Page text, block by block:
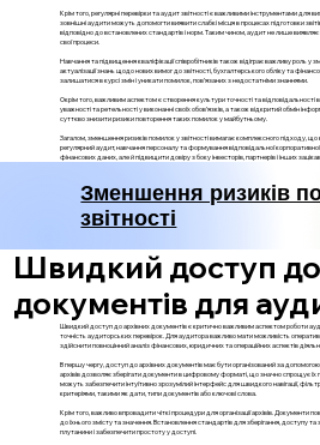
Крім того, регулярні перевірки та аудит звітності є важливими інструментами для
зовнішні аудити можуть допомогти виявити слабкі місця в процесах підготовки
відповідно до встановлених стандартів і норм. Таким чином, аудит не лише виявляє
свої процеси.
Навчання та підвищення кваліфікації співробітників також відіграє важливу роль у
актуалізації знань щодо нових вимог до звітності, бухгалтерського обліку та
залишатися в курсі змін і уникати помилок, пов’язаних з недостатніми знаннями.
Окрім того, важливим аспектом є створення культури точності та відповідальності
уважності та ретельності у виконанні своїх обов’язків, а також відкритий обмін
суттєво знизити ризики повторення таких помилок у майбутньому.
Загалом, зменшення ризиків помилок у звітності вимагає комплексного підходу,
регулярний аудит, навчання персоналу та формування відповідальної
фінансових даних, але й підвищити довіру з боку інвесторів, партнерів і інших
Зменшення ризиків
звітності
Швидкий доступ до
документів для
Швидкий доступ до архівних документів є критично важливим аспектом роботи
точність аудиторських перевірок. Для аудитора важливо мати можливість
здійснити повноцінний аналіз фінансових, юридичних та операційних аспектів
В першу чергу, доступ до архівних документів має бути організований за
архівів дозволяє зберігати документи в цифровому форматі, що значно спрощує
можуть забезпечити інтуїтивно зрозумілий інтерфейс для швидкого навігації,
критеріями, такими як дати, типи документів або ключові слова.
Крім того, важливо впровадити чіткі процедури для організації архівів. Документи
до їхнього змісту та значення. Встановлення стандартів для зберігання, доступу
плутанини і забезпечити простоту у доступі.